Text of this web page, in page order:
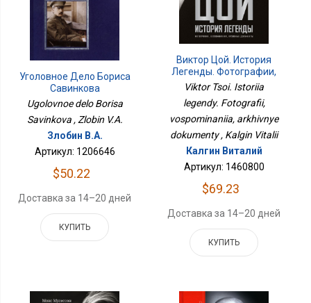
Уголовное Дело Бориса
Савинкова
Ugolovnoe delo Borisa
Savinkova , Zlobin V.A.
Злобин В.А.
Артикул: 1206646
$50.22
Доставка за 14–20 дней
КУПИТЬ
Виктор Цой. История
Легенды. Фотографии,
Воспоминания,
Viktor Tsoi. Istoriia
legendy. Fotografii,
vospominaniia, arkhivnye
dokumenty , Kalgin Vitalii
Калгин Виталий
Артикул: 1460800
$69.23
Доставка за 14–20 дней
КУПИТЬ